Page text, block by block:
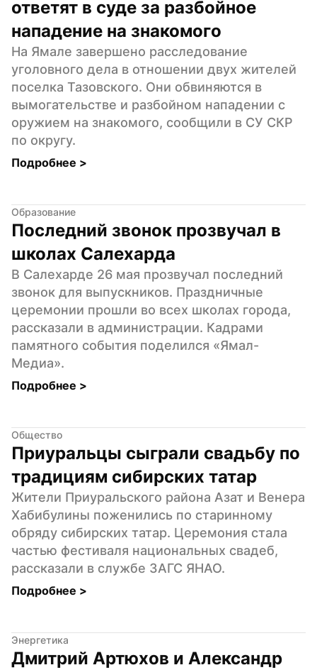
ответят в суде за разбойное
нападение на знакомого
На Ямале завершено расследование
уголовного дела в отношении двух жителей
поселка Тазовского. Они обвиняются в
вымогательстве и разбойном нападении с
оружием на знакомого, сообщили в СУ СКР
по округу.
Подробнее >
Образование
Последний звонок прозвучал в
школах Салехарда
В Салехарде 26 мая прозвучал последний
звонок для выпускников. Праздничные
церемонии прошли во всех школах города,
рассказали в администрации. Кадрами
памятного события поделился «Ямал-
Медиа».
Подробнее >
Общество
Приуральцы сыграли свадьбу по
традициям сибирских татар
Жители Приуральского района Азат и Венера
Хабибулины поженились по старинному
обряду сибирских татар. Церемония стала
частью фестиваля национальных свадеб,
рассказали в службе ЗАГС ЯНАО.
Подробнее >
Энергетика
Дмитрий Артюхов и Александр